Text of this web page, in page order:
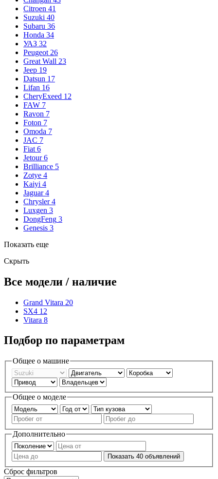
Citroen 41
Suzuki 40
Subaru 36
Honda 34
УАЗ 32
Peugeot 26
Great Wall 23
Jeep 19
Datsun 17
Lifan 16
CheryExeed 12
FAW 7
Ravon 7
Foton 7
Omoda 7
JAC 7
Fiat 6
Jetour 6
Brilliance 5
Zotye 4
Kaiyi 4
Jaguar 4
Chrysler 4
Luxgen 3
DongFeng 3
Genesis 3
Показать еще
Скрыть
Все модели / наличие
Grand Vitara 20
SX4 12
Vitara 8
Подбор по параметрам
Общее о машине
Общее о моделе
Дополнительно
Показать 40 объявлений
Сброс фильтров